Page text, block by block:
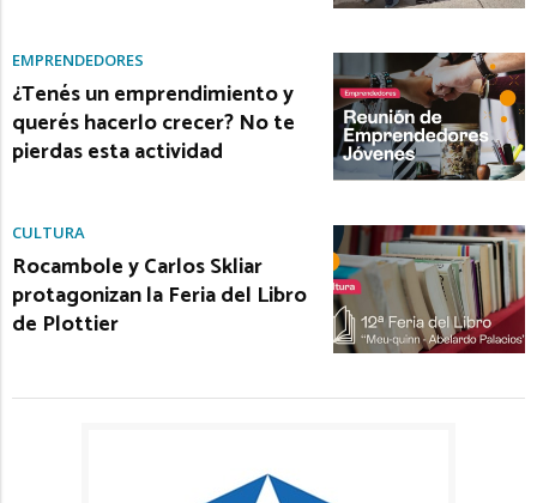
EMPRENDEDORES
¿Tenés un emprendimiento y
querés hacerlo crecer? No te
pierdas esta actividad
CULTURA
Rocambole y Carlos Skliar
protagonizan la Feria del Libro
de Plottier